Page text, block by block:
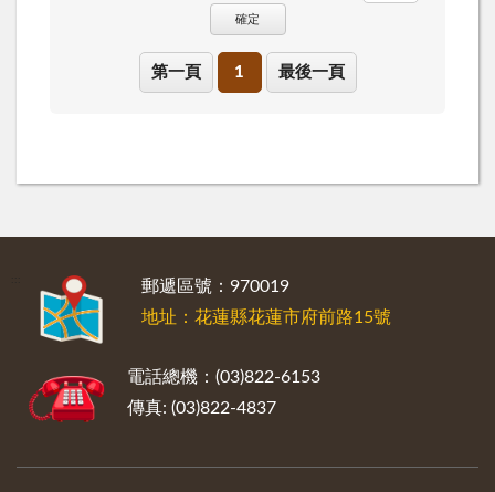
確定
第一頁 1 最後一頁
郵遞區號：970019
地址：花蓮縣花蓮市府前路15號
電話總機：(03)822-6153
傳真: (03)822-4837